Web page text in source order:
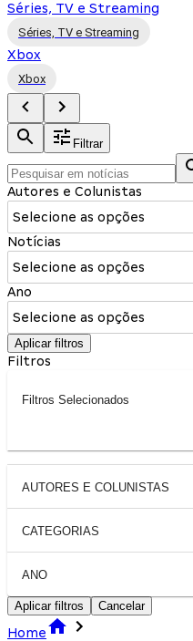
Séries, TV e Streaming
Séries, TV e Streaming
Xbox
Xbox
Filtrar
Autores e Colunistas
Selecione as opções
Notícias
Selecione as opções
Ano
Selecione as opções
Aplicar filtros
Filtros
Filtros Selecionados
AUTORES E COLUNISTAS
CATEGORIAS
ANO
Aplicar filtros Cancelar
Home